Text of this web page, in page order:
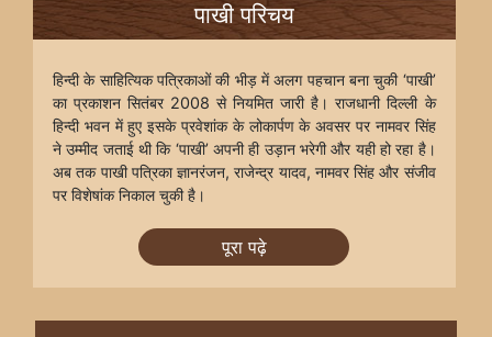
पाखी परिचय
हिन्दी के साहित्यिक पत्रिकाओं की भीड़ में अलग पहचान बना चुकी ‘पाखी’
का प्रकाशन सितंबर 2008 से नियमित जारी है। राजधानी दिल्ली के
हिन्दी भवन में हुए इसके प्रवेशांक के लोकार्पण के अवसर पर नामवर सिंह
ने उम्मीद जताई थी कि ‘पाखी’ अपनी ही उड़ान भरेगी और यही हो रहा है।
अब तक पाखी पत्रिका ज्ञानरंजन, राजेन्द्र यादव, नामवर सिंह और संजीव
पर विशेषांक निकाल चुकी है।
पूरा पढ़े